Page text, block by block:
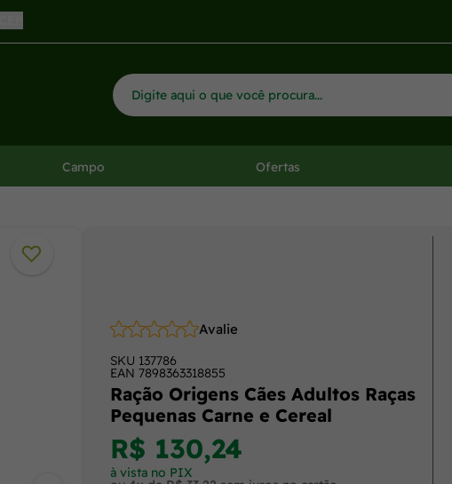
Campo Ofertas
Avalie
SKU 137786
EAN 7898363318855
Ração Origens Cães Adultos Raças
Pequenas Carne e Cereal
R$ 130,24
à vista no PIX